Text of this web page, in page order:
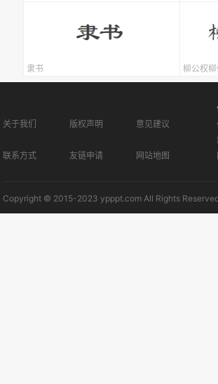
隶书 柳公权
关于我们 版权声明 意见建议
联系方式 友链申请 网站地图
Copyright © 2015-2023 ypppt.com All Rights